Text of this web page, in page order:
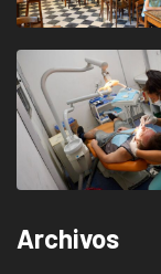
Archivos